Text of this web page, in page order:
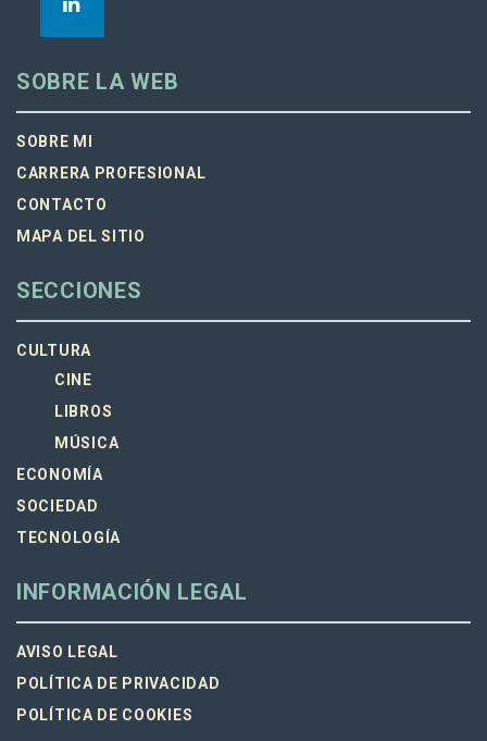
SOBRE LA WEB
SOBRE MI
CARRERA PROFESIONAL
CONTACTO
MAPA DEL SITIO
SECCIONES
CULTURA
CINE
LIBROS
MÚSICA
ECONOMÍA
SOCIEDAD
TECNOLOGÍA
INFORMACIÓN LEGAL
AVISO LEGAL
POLÍTICA DE PRIVACIDAD
POLÍTICA DE COOKIES